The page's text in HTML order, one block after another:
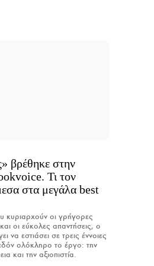
βρέθηκε στην
Τι τον
στα μεγάλα best
κυριαρχούν οι γρήγορες
οι εύκολες απαντήσεις, ο
να εστιάσει σε τρεις έννοιες
ολόκληρο το έργο: την
και την αξιοπιστία.